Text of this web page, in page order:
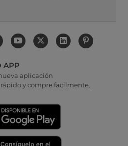
APP
aplicación
y compre facilmente.